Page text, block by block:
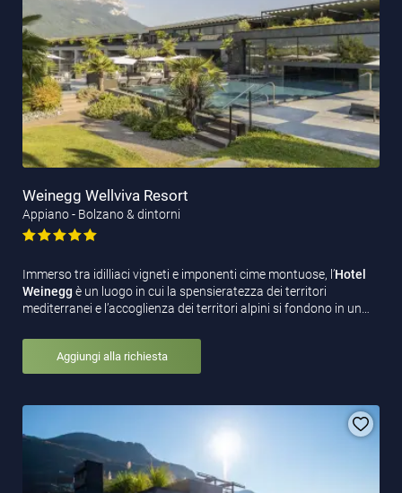
Weinegg Wellviva Resort
Appiano - Bolzano & dintorni
Immerso tra idilliaci vigneti e imponenti cime montuose, l’Hotel
Weinegg è un luogo in cui la spensieratezza dei territori
mediterranei e l’accoglienza dei territori alpini si fondono in un…
Aggiungi alla richiesta